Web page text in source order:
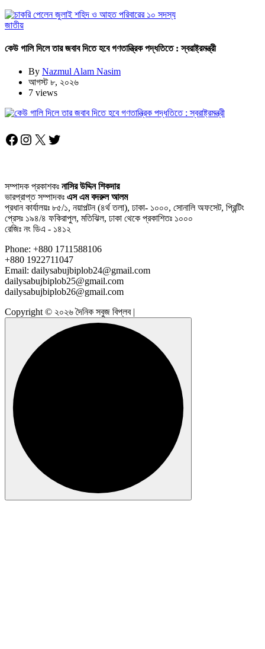
জাতীয়
কেউ গালি দিলে তার জবাব দিতে হবে গণতান্ত্রিক পদ্ধতিতে : স্বরাষ্ট্রমন্ত্রী
By Nazmul Alam Nasim
আগস্ট ৮, ২০২৬
7 views
Facebook
Instagram
X Twitter
সম্পাদক প্রকাশকঃ নাসির উদ্দিন শিকদার
ভারপ্রাপ্ত সম্পাদকঃ এস এম বদরুল আলম
প্রধান কার্যালয়ঃ ৮৫/১, নয়াপল্টন (৪র্থ তলা), ঢাকা- ১০০০, সোনালি অফসেট, প্রিন্টিং
প্রেসঃ ১৯৪/৪ ফকিরাপুল, মতিঝিল, ঢাকা থেকে প্রকাশিতঃ ১০০০
রেজিঃ নং ডিএ - ১৪১২
Phone: +880 1711588106
+880 1922711047
Email: dailysabujbiplob24@gmail.com
dailysabujbiplob25@gmail.com
dailysabujbiplob26@gmail.com
Copyright © ২০২৬ দৈনিক সবুজ বিপ্লব |